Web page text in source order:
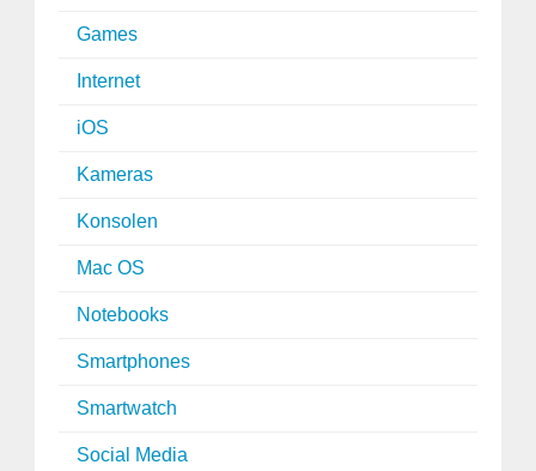
Games
Internet
iOS
Kameras
Konsolen
Mac OS
Notebooks
Smartphones
Smartwatch
Social Media